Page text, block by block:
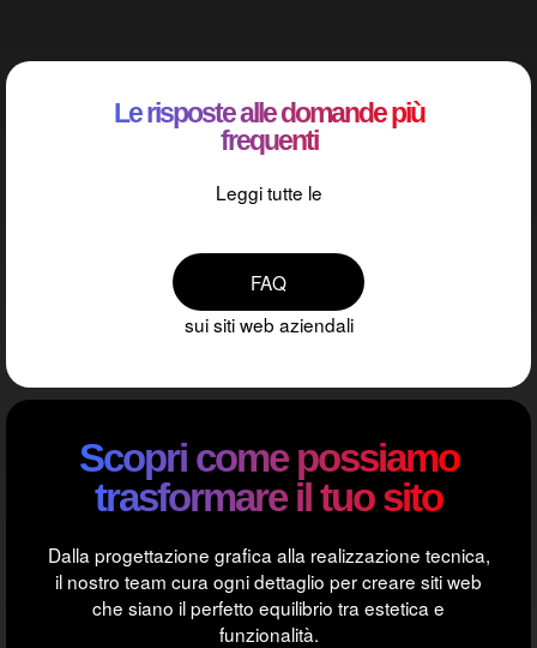
Le risposte alle domande più
frequenti
Leggi tutte le
FAQ
sui siti web aziendali
Scopri come possiamo
trasformare il tuo sito
Dalla progettazione grafica alla realizzazione tecnica,
il nostro team cura ogni dettaglio per creare siti web
che siano il perfetto equilibrio tra estetica e
funzionalità.